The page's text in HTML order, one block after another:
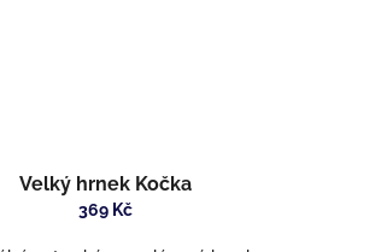
Velký hrnek Kočka
369 Kč